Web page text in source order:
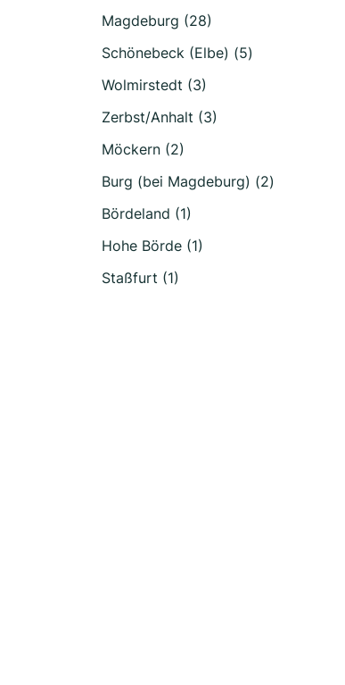
Magdeburg (28)
Schönebeck (Elbe) (5)
Wolmirstedt (3)
Zerbst/Anhalt (3)
Möckern (2)
Burg (bei Magdeburg) (2)
Bördeland (1)
Hohe Börde (1)
Staßfurt (1)